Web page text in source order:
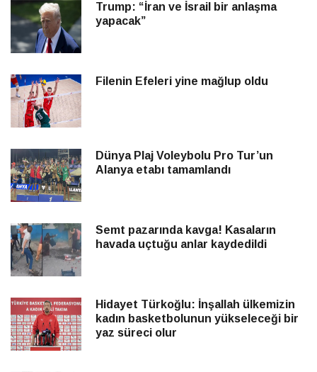
Trump: “İran ve İsrail bir anlaşma
yapacak”
Filenin Efeleri yine mağlup oldu
Dünya Plaj Voleybolu Pro Tur’un
Alanya etabı tamamlandı
Semt pazarında kavga! Kasaların
havada uçtuğu anlar kaydedildi
Hidayet Türkoğlu: İnşallah ülkemizin
kadın basketbolunun yükseleceği bir
yaz süreci olur